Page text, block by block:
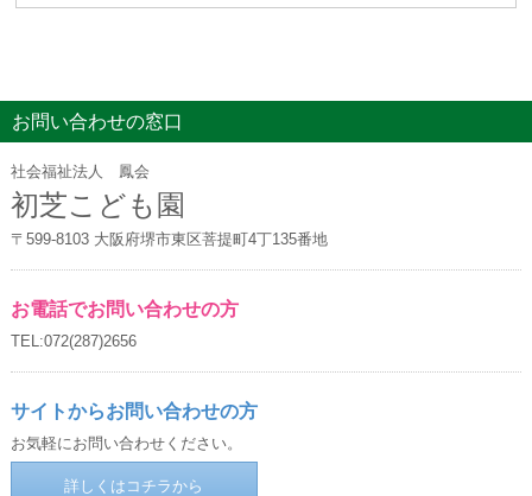
お問い合わせの窓口
社会福祉法人 鳳会
初芝こども園
〒599-8103 大阪府堺市東区菩提町4丁135番地
お電話でお問い合わせの方
TEL:072(287)2656
サイトからお問い合わせの方
お気軽にお問い合わせください。
詳しくはコチラから